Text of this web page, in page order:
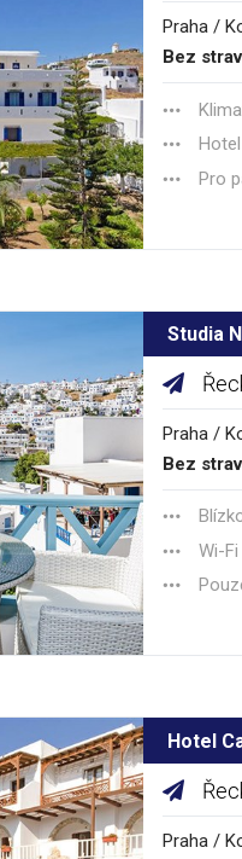
Praha /
Bez
Pro
Studia
Praha /
Bez
Wi-
Hotel
Praha /